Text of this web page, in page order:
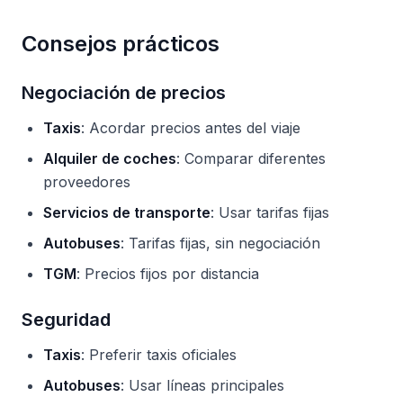
Consejos prácticos
Negociación de precios
Taxis: Acordar precios antes del viaje
Alquiler de coches: Comparar diferentes
proveedores
Servicios de transporte: Usar tarifas fijas
Autobuses: Tarifas fijas, sin negociación
TGM: Precios fijos por distancia
Seguridad
Taxis: Preferir taxis oficiales
Autobuses: Usar líneas principales